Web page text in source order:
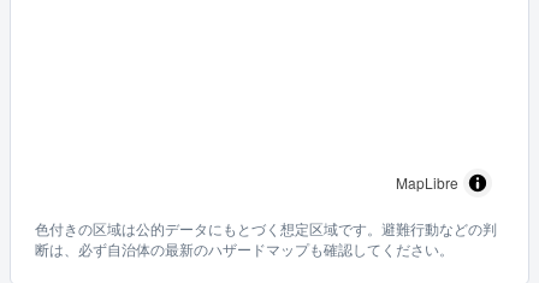
MapLibre
色付きの区域は公的データにもとづく想定区域です。避難行動などの判
断は、必ず自治体の最新のハザードマップも確認してください。